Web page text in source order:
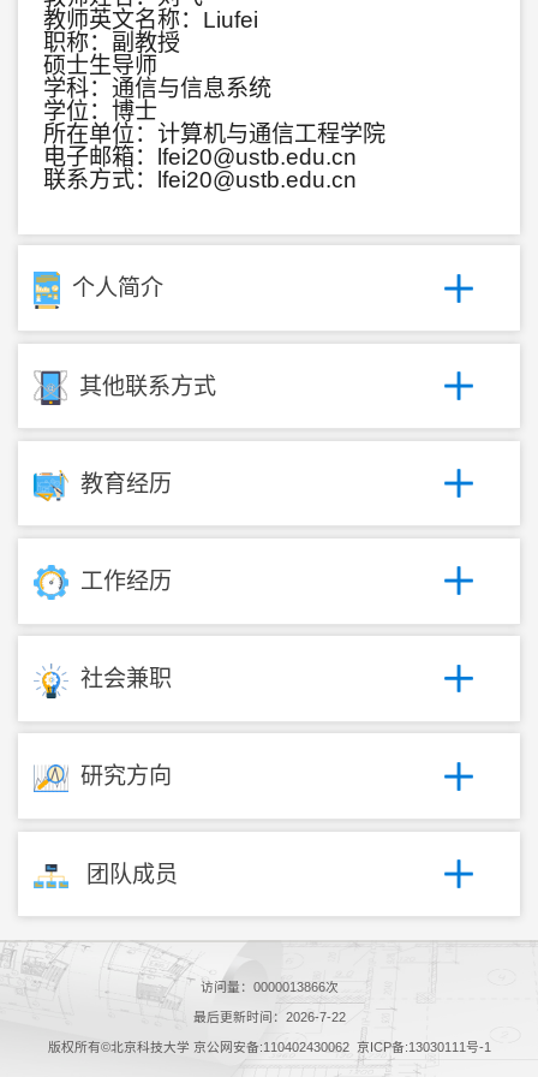
教师英文名称：Liufei
职称：副教授
硕士生导师
学科：通信与信息系统
学位：博士
所在单位：计算机与通信工程学院
电子邮箱：
lfei20@ustb.edu.cn
联系方式：lfei20@ustb.edu.cn
个人简介
其他联系方式
教育经历
工作经历
社会兼职
研究方向
团队成员
访问量： 0000013866次
最后更新时间： 2026-7-22
版权所有©北京科技大学 京公网安备:110402430062 京ICP备:13030111号-1